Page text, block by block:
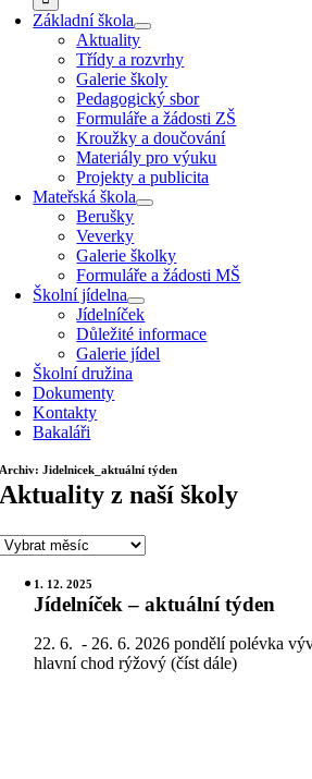
Základní škola
Aktuality
Třídy a rozvrhy
Galerie školy
Pedagogický sbor
Formuláře a žádosti ZŠ
Kroužky a doučování
Materiály pro výuku
Projekty a publicita
Mateřská škola
Berušky
Veverky
Galerie školky
Formuláře a žádosti MŠ
Školní jídelna
Jídelníček
Důležité informace
Galerie jídel
Školní družina
Dokumenty
Kontakty
Bakaláři
Archiv: Jidelnicek_aktuální týden
Aktuality z naší školy
1. 12. 2025
Jídelníček – aktuální týden
22. 6. - 26. 6. 2026 pondělí polévka
hlavní chod rýžový (číst dále)